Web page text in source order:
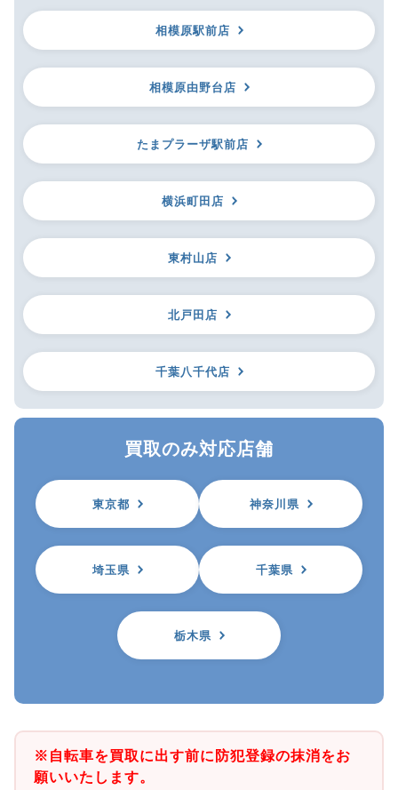
相模原駅前店
相模原由野台店
たまプラーザ駅前店
横浜町田店
東村山店
北戸田店
千葉八千代店
買取のみ対応店舗
東京都 神奈川県
埼玉県 千葉県
栃木県
※自転車を買取に出す前に防犯登録の抹消をお
願いいたします。